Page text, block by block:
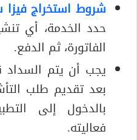
شروط استخراج
حدد الخدمة، أي
الفاتورة، ثم الدفع.
يجب أن يتم السداد
بعد تقديم طلب
بالدخول إلى
فعاليته.